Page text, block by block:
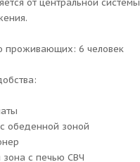
проживающих: 6 человек
обеденной зоной
зона с печью СВЧ